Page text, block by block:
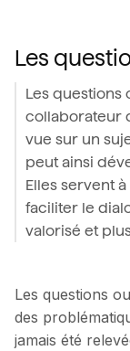
Les
Les questions
collaborateur
vue sur un
peut ainsi
Elles servent
faciliter le
valorisé et
Les questions
des
jamais été